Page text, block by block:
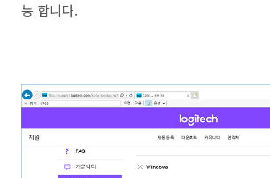
능 합니다.